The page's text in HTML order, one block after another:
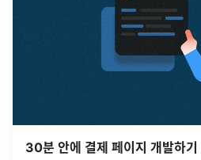
30분 안에 결제 페이지 개발하